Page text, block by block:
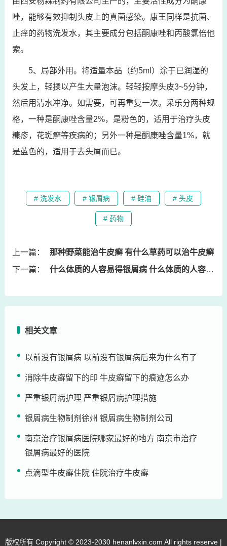
唑，能够有效抑制头皮上的真菌感染。康王同样是抗菌、
止痒的药物洗发水，其主要成分包括酮康唑和丙酸氯倍他
索。
5、局部外用。将适量本品（约5ml）涂于已润湿的
头发上，轻揉以产生大量泡沫。轻轻按摩头皮3~5分钟，
然后用清水冲净。如需要，可再重复一次。采乐分两种规
格，一种是酮康唑含量2%，是粉色的，适用于治疗头皮
糠疹，花斑癣等疾病的；另外一种是酮康唑含量1%，就
是蓝色的，适用于去头屑而已。
# 洗发水 # 银屑病 # 硅油 # 头皮
# 药物
上一篇：
那种野菜能治牛皮癣 有什么草药可以治牛皮癣
下一篇：
什么体质的人容易得银屑病 什么体质的人容易得银屑病呢
相关文章
以前没有银屑病 以前没有银屑病后来为什么有了
消除牛皮癣留下的印 牛皮癣留下的痕迹怎么办
严重银屑病护理 严重银屑病护理措施
银屑病生物制剂徐州 银屑病生物制剂公司
南京治疗银屑病医院哪家最好的地方 南京市治疗
银屑病最好的医院
点滴型牛皮癣住院 住院治疗牛皮癣
版权所有 Copyright © 2023-2030 henanlvxin.com All rights reserve |